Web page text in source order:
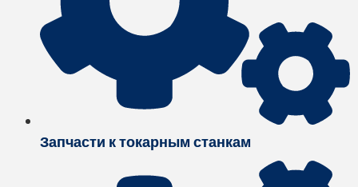
Запчасти к токарным станкам